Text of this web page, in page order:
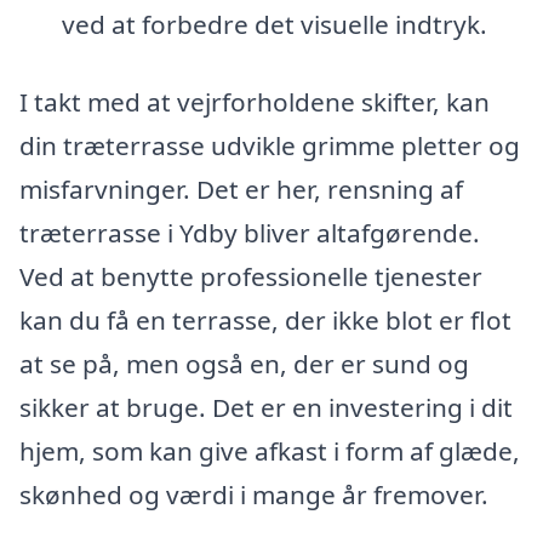
ved at forbedre det visuelle indtryk.
I takt med at vejrforholdene skifter, kan
din træterrasse udvikle grimme pletter og
misfarvninger. Det er her, rensning af
træterrasse i Ydby bliver altafgørende.
Ved at benytte professionelle tjenester
kan du få en terrasse, der ikke blot er flot
at se på, men også en, der er sund og
sikker at bruge. Det er en investering i dit
hjem, som kan give afkast i form af glæde,
skønhed og værdi i mange år fremover.